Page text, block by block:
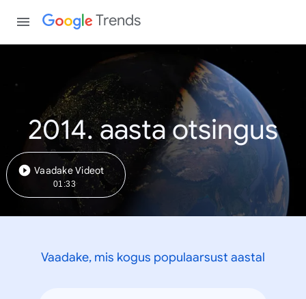
Trends
2014. aasta otsingus
Vaadake Videot
01:33
Vaadake, mis kogus populaarsust aastal